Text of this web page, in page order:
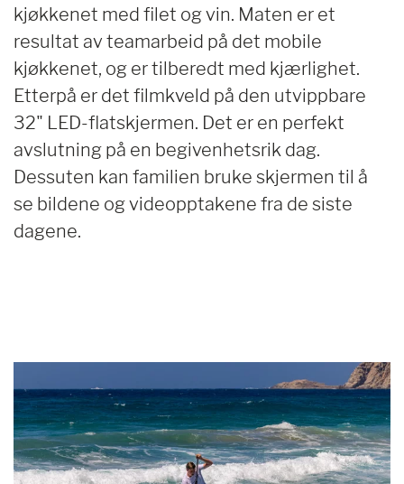
kjøkkenet med filet og vin. Maten er et
resultat av teamarbeid på det mobile
kjøkkenet, og er tilberedt med kjærlighet.
Etterpå er det filmkveld på den utvippbare
32" LED-flatskjermen. Det er en perfekt
avslutning på en begivenhetsrik dag.
Dessuten kan familien bruke skjermen til å
se bildene og videopptakene fra de siste
dagene.